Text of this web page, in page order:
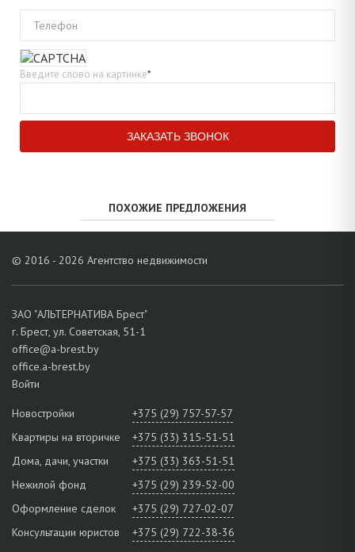
Телефон
Введите слово на картинке*
ПОХОЖИЕ ПРЕДЛОЖЕНИЯ
© 2016 - 2026 Агентство недвижимости
ЗАО "АЛЬТЕРНАТИВА Брест"
г. Брест, ул. Советская, 51-1
office@a-brest.by
office.a-brest.by
Войти
Новостройки
+375 (29) 757-57-57
Квартиры на вторичке
+375 (33) 315-51-51
Дома, дачи, участки
+375 (33) 363-51-51
Нежилой фонд
+375 (29) 239-52-00
Оформление сделок
+375 (29) 727-02-07
Консультации юристов
+375 (29) 722-38-36